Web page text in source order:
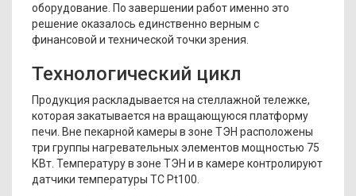
оборудование. По завершении работ именно это
решение оказалось единственно верным с
финансовой и технической точки зрения.
Технологический цикл
Продукция раскладывается на стеллажной тележке,
которая закатывается на вращающуюся платформу
печи. Вне пекарной камеры в зоне ТЭН расположены
три группы нагревательных элементов мощностью 75
КВт. Температуру в зоне ТЭН и в камере контролируют
датчики температуры ТС Pt100.